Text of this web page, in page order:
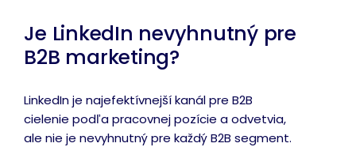
Je LinkedIn nevyhnutný pre
B2B marketing?
LinkedIn je najefektívnejší kanál pre B2B
cielenie podľa pracovnej pozície a odvetvia,
ale nie je nevyhnutný pre každý B2B segment.